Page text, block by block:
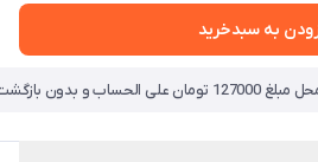
به سبدخرید
ارسال دریافت میگردد